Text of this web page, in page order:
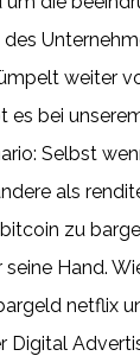
weiter
es bei
Selbst
als
zu
Hand.
netflix
Digital